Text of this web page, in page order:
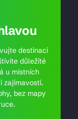
destinaci
důležité
u místních
zajímavosti.
bez mapy